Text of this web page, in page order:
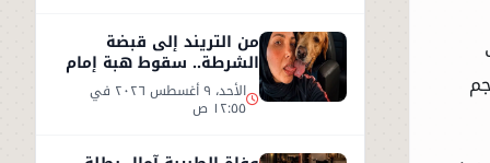
من التريند إلى قبضة
الشرطة.. سقوط هبة إمام
صاحبة تصريح «رجل واحد لا
يكفي» الأحد، ٩ أغسطس ٢٠٢٦ في
١٢:٥٥ ص